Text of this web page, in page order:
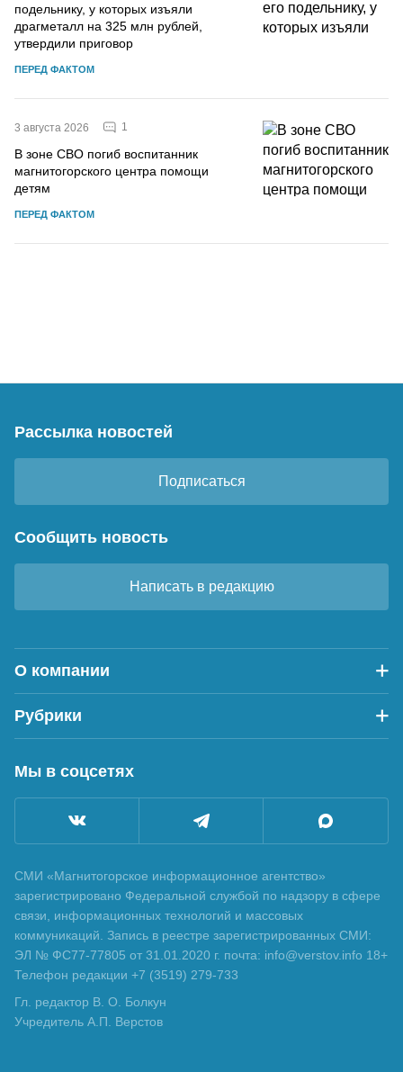
подельнику, у которых изъяли
драгметалл на 325 млн рублей,
утвердили приговор
ПЕРЕД ФАКТОМ
3 августа 2026 1
В зоне СВО погиб воспитанник
магнитогорского центра помощи
детям
ПЕРЕД ФАКТОМ
Рассылка новостей
Подписаться
Сообщить новость
Написать в редакцию
О компании
Рубрики
Мы в соцсетях
СМИ «Магнитогорское информационное агентство»
зарегистрировано Федеральной службой по надзору в сфере
связи, информационных технологий и массовых
коммуникаций. Запись в реестре зарегистрированных СМИ:
ЭЛ № ФС77-77805 от 31.01.2020 г. почта: info@verstov.info 18+
Телефон редакции +7 (3519) 279-733
Гл. редактор В. О. Болкун
Учредитель А.П. Верстов